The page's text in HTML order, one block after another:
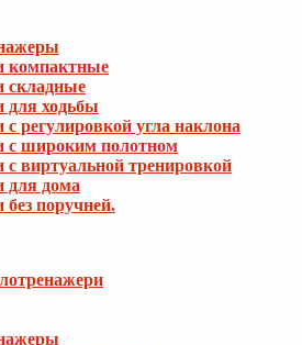
компактные
складные
для ходьбы
регулировкой угла наклона
с широким полотном
виртуальной тренировкой
для дома
поручней.